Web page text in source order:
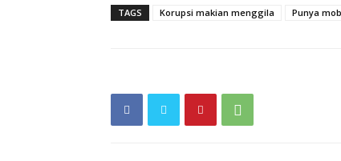
TAGS Korupsi makian menggila Punya